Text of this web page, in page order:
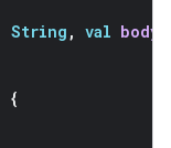
String , val body
{